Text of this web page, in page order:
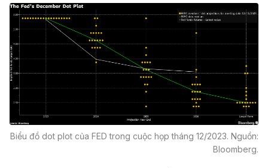
Biểu đồ dot plot của FED trong cuộc họp tháng 12/2023. Nguồn:
Bloomberg.